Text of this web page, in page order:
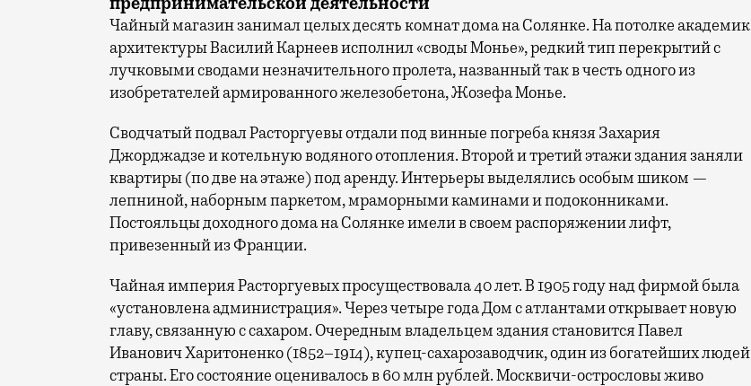
Чайный магазин занимал целых десять комнат дома на Солянке. На потолке академик
архитектуры Василий Карнеев исполнил «своды Монье», редкий тип перекрытий с
лучковыми сводами незначительного пролета, названный так в честь одного из
изобретателей армированного железобетона, Жозефа Монье.
Сводчатый подвал Расторгуевы отдали под винные погреба князя Захария
Джорджадзе и котельную водяного отопления. Второй и третий этажи здания заняли
квартиры (по две на этаже) под аренду. Интерьеры выделялись особым шиком —
лепниной, наборным паркетом, мраморными каминами и подоконниками.
Постояльцы доходного дома на Солянке имели в своем распоряжении лифт,
привезенный из Франции.
Чайная империя Расторгуевых просуществовала 40 лет. В 1905 году над фирмой была
«установлена администрация». Через четыре года Дом с атлантами открывает новую
главу, связанную с сахаром. Очередным владельцем здания становится Павел
Иванович Харитоненко (1852–1914), купец-сахарозаводчик, один из богатейших людей
страны. Его состояние оценивалось в 60 млн рублей. Москвичи-острословы живо